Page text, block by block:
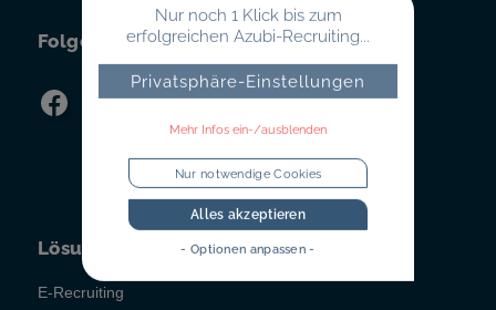
Folgen Sie uns!
Lösungen
E-Recruiting
Nur noch 1 Klick bis zum
erfolgreichen Azubi-Recruiting...
Privatsphäre-Einstellungen
Mehr Infos ein-/ausblenden
Nur notwendige Cookies
Alles akzeptieren
- Optionen anpassen -